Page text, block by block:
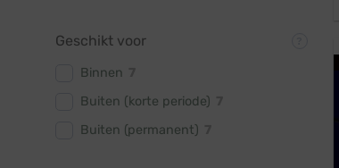
Geschikt voor
Binnen
Buiten (korte periode)
Buiten (permanent)